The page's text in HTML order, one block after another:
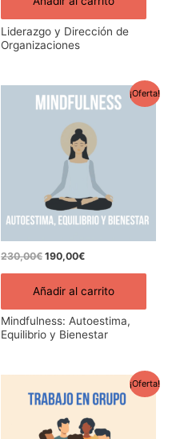
Liderazgo y Dirección de
Organizaciones
¡Oferta!
230,00€
precio
230,00€.
190,00€
precio
es:
190,00€.
Añadir al carrito
Mindfulness: Autoestima,
Equilibrio y Bienestar
¡Oferta!
precio
original
era:
400,00€.
precio
actual
es:
250,00€.